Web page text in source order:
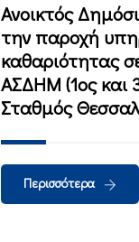
Ανοικτός
την παροχή
καθαριότητας
ΑΣΔΗΜ (1ος και
Σταθμός
Περισσότερα